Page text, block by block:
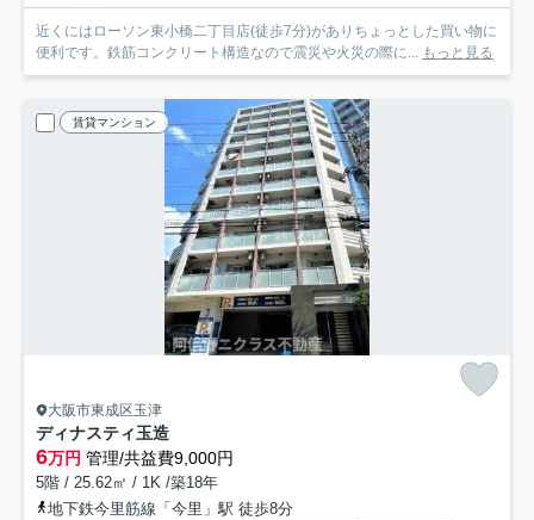
近くにはローソン東小橋二丁目店(徒歩7分)がありちょっとした買い物に
便利です。鉄筋コンクリート構造なので震災や火災の際に... もっと見る
賃貸マンション
大阪市東成区玉津
ディナスティ玉造
6万円 管理/共益費9,000円
5階 / 25.62㎡ / 1K /築18年
地下鉄今里筋線「今里」駅 徒歩8分